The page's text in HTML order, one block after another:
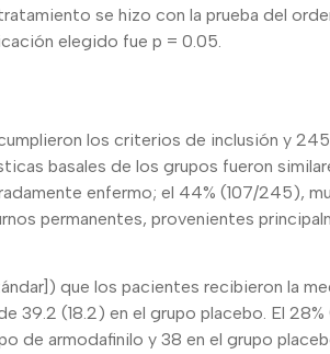
se hizo con la prueba del
elegido fue p = 0.05.
los criterios de inclusión y
basales de los grupos fueron
enfermo; el 44% (107/245),
permanentes, provenientes
que los pacientes recibieron la
39.2 (18.2) en el grupo placebo. El
de armodafinilo y 38 en el grupo